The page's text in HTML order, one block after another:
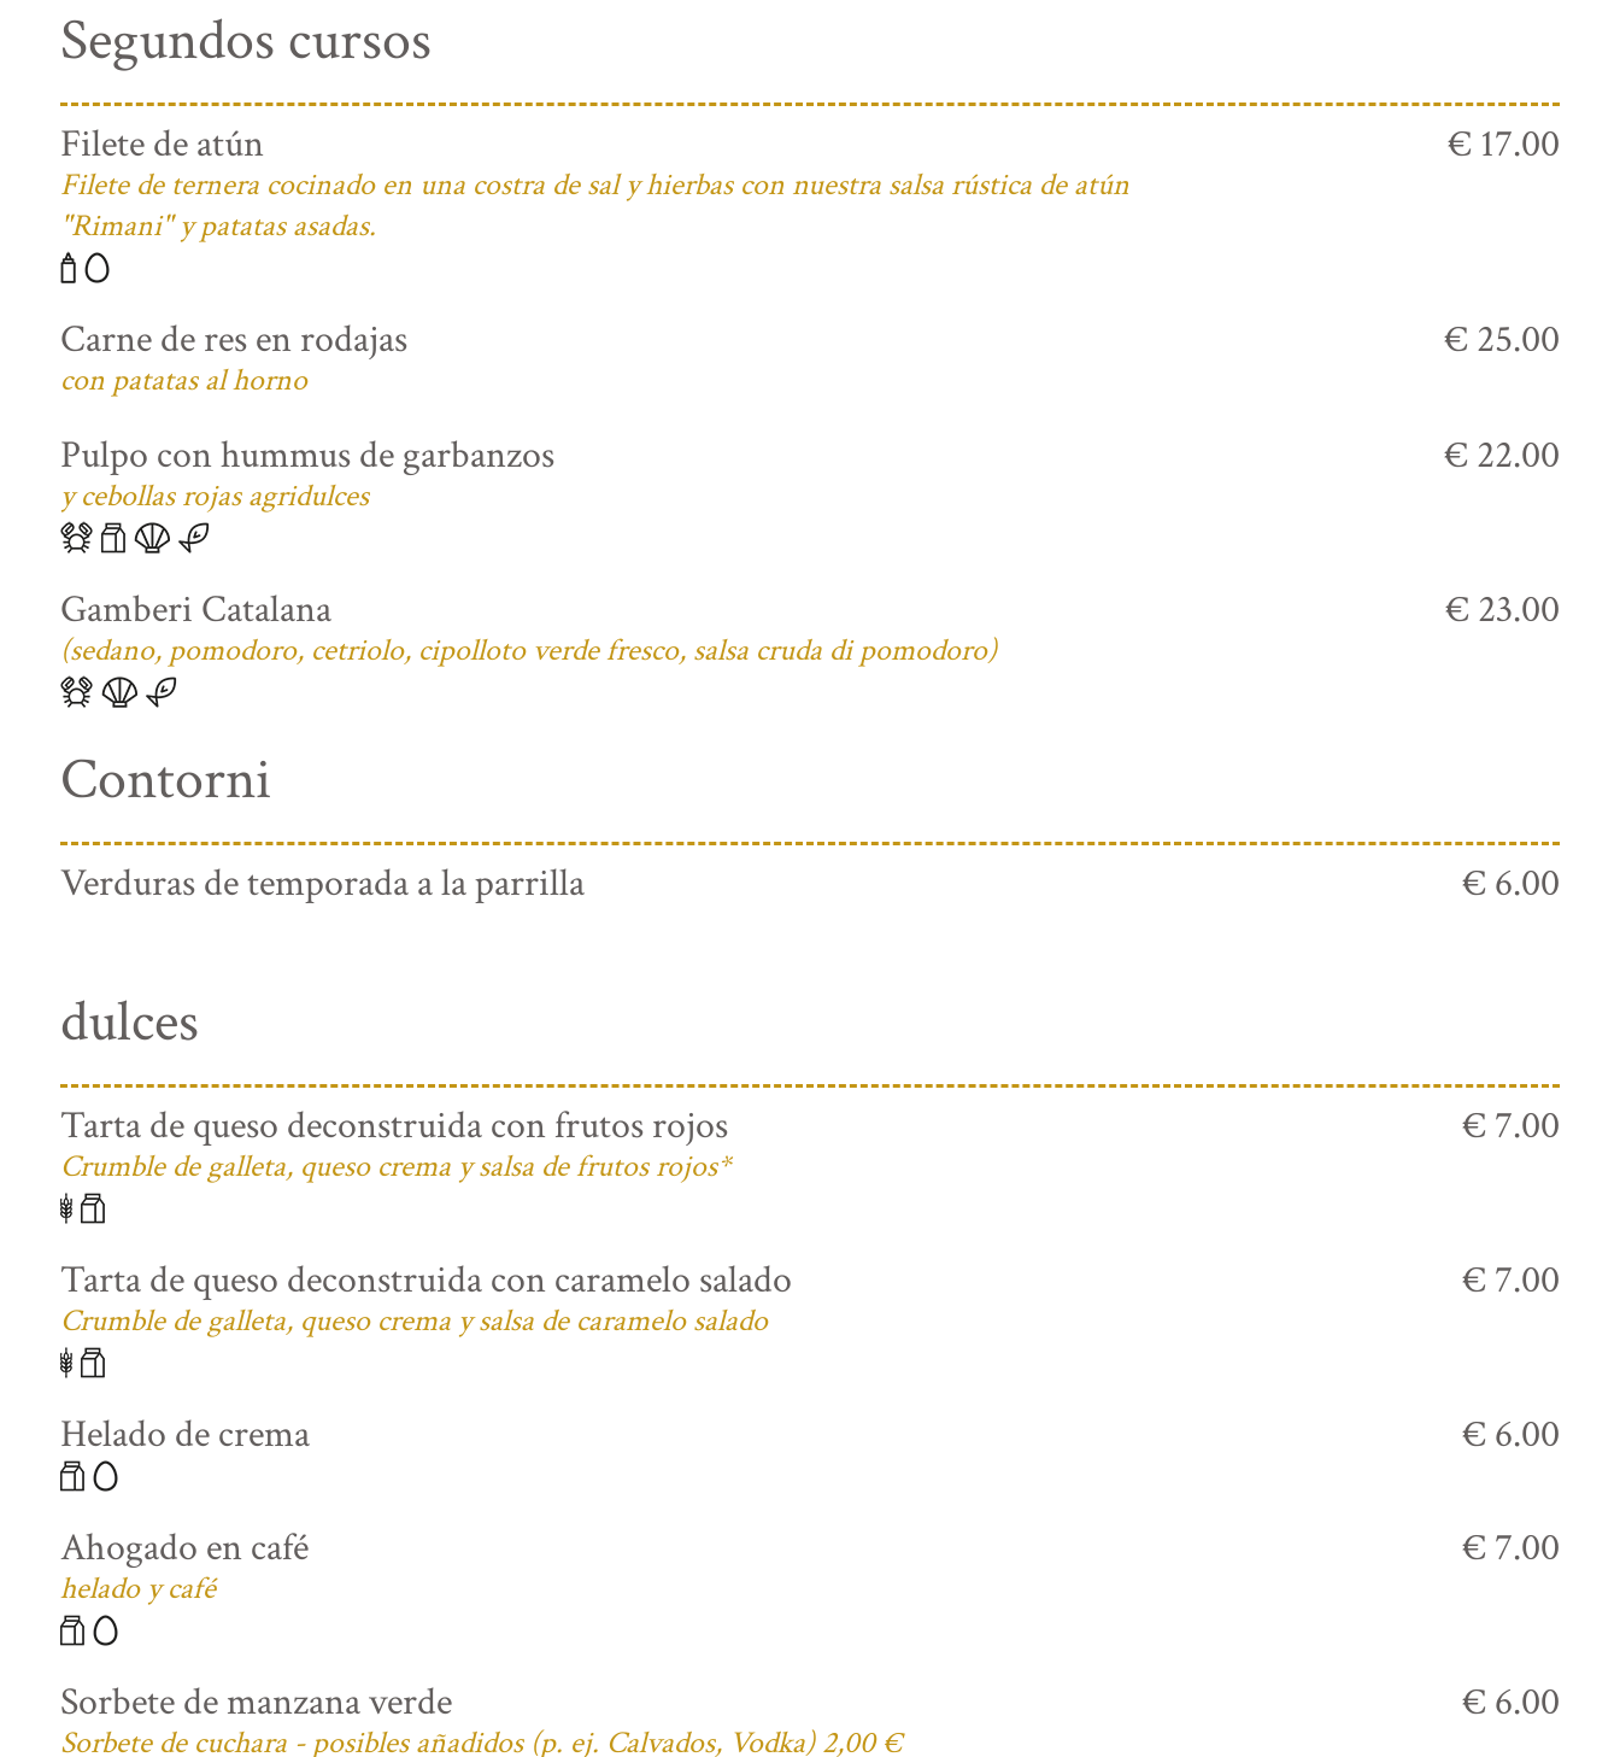
Segundos cursos
Filete de atún
Filete de ternera cocinado en una costra de sal y hierbas con nuestra salsa rústica de atún
"Rimani" y patatas asadas.
€ 17.00
Carne de res en rodajas
con patatas al horno
€ 25.00
Pulpo con hummus de garbanzos
y cebollas rojas agridulces
€ 22.00
Gamberi Catalana
(sedano, pomodoro, cetriolo, cipolloto verde fresco, salsa cruda di pomodoro)
€ 23.00
Contorni
Verduras de temporada a la parrilla € 6.00
dulces
Tarta de queso deconstruida con frutos rojos
Crumble de galleta, queso crema y salsa de frutos rojos*
€ 7.00
Tarta de queso deconstruida con caramelo salado
Crumble de galleta, queso crema y salsa de caramelo salado
€ 7.00
Helado de crema € 6.00
Ahogado en café
helado y café
€ 7.00
Sorbete de manzana verde
Sorbete de cuchara - posibles añadidos (p. ej. Calvados, Vodka) 2,00 €
€ 6.00